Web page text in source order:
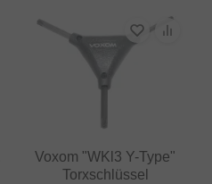
Voxom "WKl3 Y-Type"
Torxschlüssel